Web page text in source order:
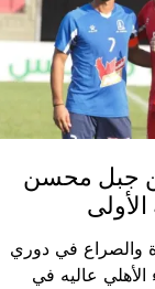
جبل محسن
والصراع في دوري
الأهلي عاليه في